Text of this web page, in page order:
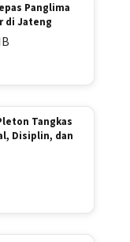
Panglima
di Jateng
Tangkas
Disiplin, dan